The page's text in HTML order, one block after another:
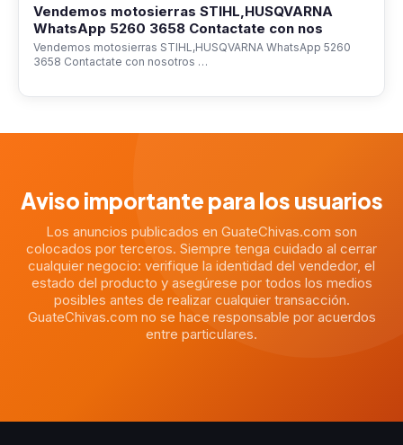
Vendemos motosierras STIHL,HUSQVARNA
WhatsApp 5260 3658 Contactate con nos
Vendemos motosierras STIHL,HUSQVARNA WhatsApp 5260
3658 Contactate con nosotros …
Aviso importante para los usuarios
Los anuncios publicados en GuateChivas.com son
colocados por terceros. Siempre tenga cuidado al cerrar
cualquier negocio: verifique la identidad del vendedor, el
estado del producto y asegúrese por todos los medios
posibles antes de realizar cualquier transacción.
GuateChivas.com no se hace responsable por acuerdos
entre particulares.